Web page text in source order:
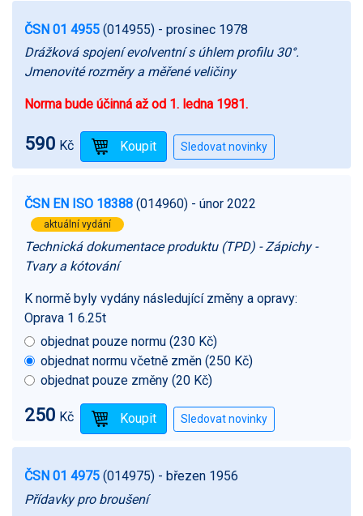
ČSN 01 4955 (014955) - prosinec 1978
Drážková spojení evolventní s úhlem profilu 30°.
Jmenovité rozměry a měřené veličiny
Norma bude účinná až od 1. ledna 1981.
590 Kč
ČSN EN ISO 18388 (014960) - únor 2022
aktuální vydání
Technická dokumentace produktu (TPD) - Zápichy -
Tvary a kótování
K normě byly vydány následující změny a opravy:
Oprava 1 6.25t
objednat pouze normu (230 Kč)
objednat normu včetně změn (250 Kč)
objednat pouze změny (20 Kč)
250 Kč
ČSN 01 4975 (014975) - březen 1956
Přídavky pro broušení